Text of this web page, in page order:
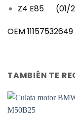
Z4 E85 (01/
OEM 11157532649
TAMBIÉN TE